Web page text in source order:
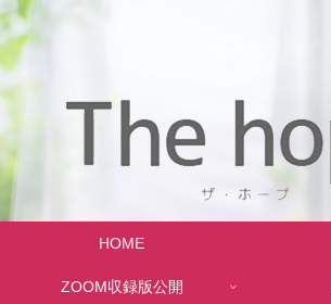
HOME
ZOOM収録版公開